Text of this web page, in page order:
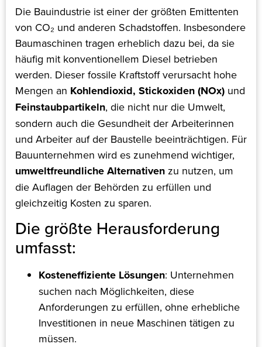
Die Bauindustrie ist einer der größten Emittenten
von CO₂ und anderen Schadstoffen. Insbesondere
Baumaschinen tragen erheblich dazu bei, da sie
häufig mit konventionellem Diesel betrieben
werden. Dieser fossile Kraftstoff verursacht hohe
Mengen an Kohlendioxid, Stickoxiden (NOx) und
Feinstaubpartikeln, die nicht nur die Umwelt,
sondern auch die Gesundheit der Arbeiterinnen
und Arbeiter auf der Baustelle beeinträchtigen​. Für
Bauunternehmen wird es zunehmend wichtiger,
umweltfreundliche Alternativen zu nutzen, um
die Auflagen der Behörden zu erfüllen und
gleichzeitig Kosten zu sparen.
Die größte Herausforderung
umfasst:
Kosteneffiziente Lösungen: Unternehmen
suchen nach Möglichkeiten, diese
Anforderungen zu erfüllen, ohne erhebliche
Investitionen in neue Maschinen tätigen zu
müssen.